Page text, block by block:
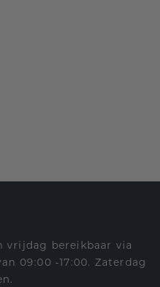
vrijdag bereikbaar via
09:00 -17:00. Zaterdag